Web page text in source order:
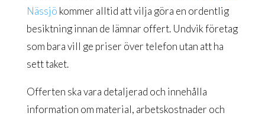
Nässjö kommer alltid att vilja göra en ordentlig
besiktning innan de lämnar offert. Undvik företag
som bara vill ge priser över telefon utan att ha
sett taket.
Offerten ska vara detaljerad och innehålla
information om material, arbetskostnader och